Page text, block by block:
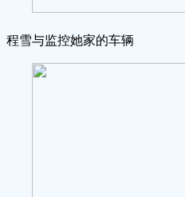
程雪与监控她家的车辆